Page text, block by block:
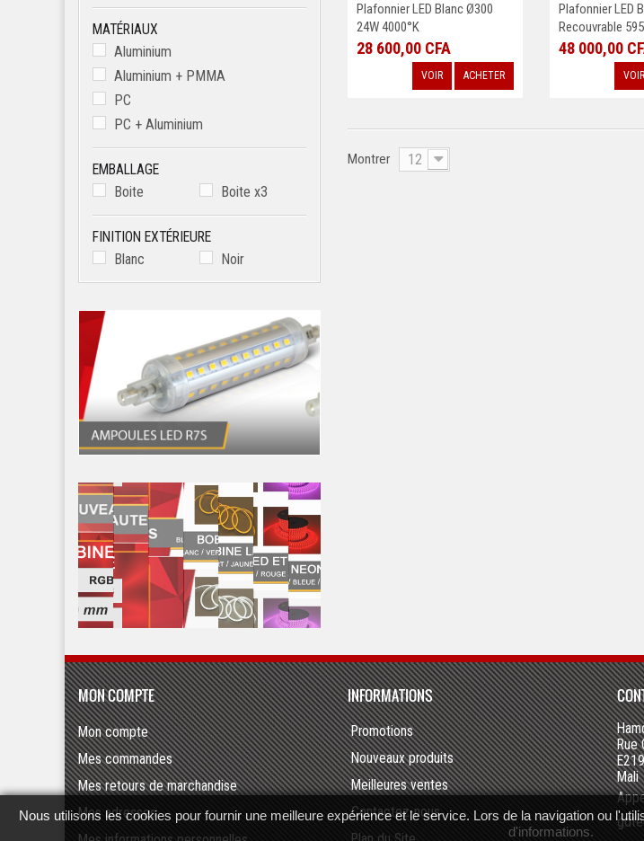
MATÉRIAUX
Aluminium
Aluminium + PMMA
PC
PC + Aluminium
EMBALLAGE
Boite
Boite x3
FINITION EXTÉRIEURE
Blanc
Noir
Plafonnier LED Blanc Ø300
24W 4000°K
28 600,00 CFA
VOIR ACHETER
Plafonnier LED
Recouvrable
48 000,00
VOIR
Montrer 12
Nous utilisons les cookies pour fournir une meilleure expérience et le service. Lors de la navigation ou
d'informations.
MON COMPTE
Mon compte
Mes commandes
Mes retours de marchandise
Mes adresses
INFORMATIONS
Promotions
Nouveaux produits
Meilleures ventes
Contactez-nous
Rue
Mali